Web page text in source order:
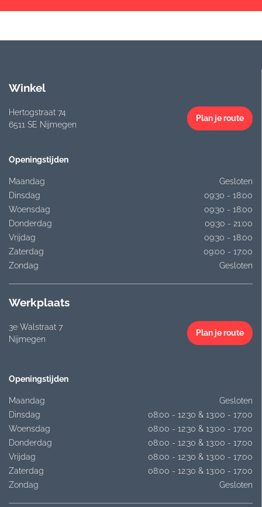
Winkel
Hertogstraat 74
6511 SE Nijmegen
Plan je route
Openingstijden
Maandag
Gesloten
Dinsdag
09:30 - 18:00
Woensdag
09:30 - 18:00
Donderdag
09:30 - 21:00
Vrijdag
09:30 - 18:00
Zaterdag
09:00 - 17:00
Zondag
Gesloten
Werkplaats
3e Walstraat 7
Nijmegen
Plan je route
Openingstijden
Maandag
Gesloten
Dinsdag
08:00 - 12:30 & 13:00 - 17:00
Woensdag
08:00 - 12:30 & 13:00 - 17:00
Donderdag
08:00 - 12:30 & 13:00 - 17:00
Vrijdag
08:00 - 12:30 & 13:00 - 17:00
Zaterdag
08:00 - 12:30 & 13:00 - 17:00
Zondag
Gesloten